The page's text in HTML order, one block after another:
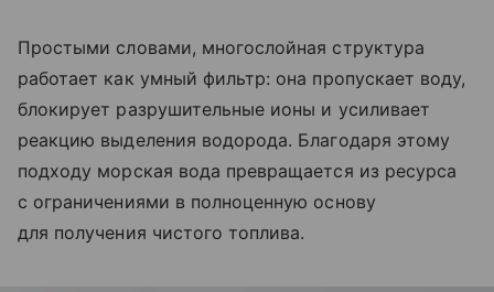
Простыми словами, многослойная структура
работает как умный фильтр: она пропускает воду,
блокирует разрушительные ионы и усиливает
реакцию выделения водорода. Благодаря этому
подходу морская вода превращается из ресурса
с ограничениями в полноценную основу
для получения чистого топлива.